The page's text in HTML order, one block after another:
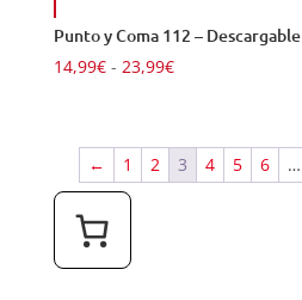
Punto y Coma 112 – Descargable
14,99€ - 23,99€Rango
desde
14,99€
← 1 2 3 4 5 6 …